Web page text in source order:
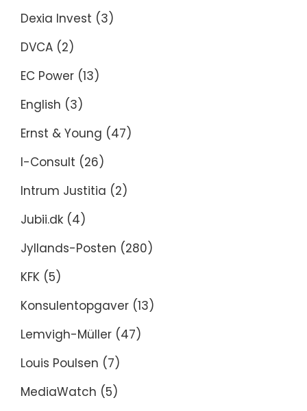
Dexia Invest (3)
DVCA (2)
EC Power (13)
English (3)
Ernst & Young (47)
I-Consult (26)
Intrum Justitia (2)
Jubii.dk (4)
Jyllands-Posten (280)
KFK (5)
Konsulentopgaver (13)
Lemvigh-Müller (47)
Louis Poulsen (7)
MediaWatch (5)